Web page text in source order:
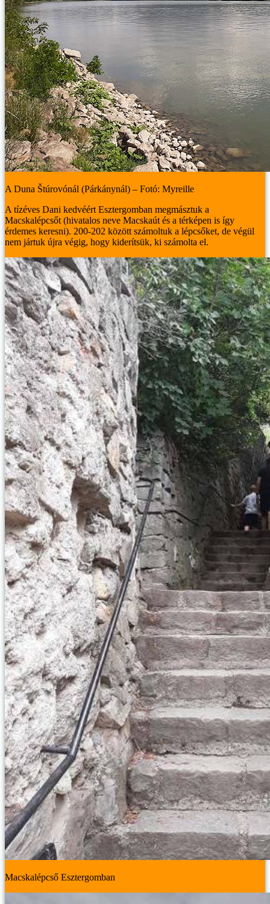
A Duna Štúrovónál (Párkánynál) – Fotó: Myreille
A tízéves Dani kedvéért Esztergomban megmásztuk a
Macskalépcsőt (hivatalos neve Macskaút és a térképen is így
érdemes keresni). 200-202 között számoltuk a lépcsőket, de végül
nem jártuk újra végig, hogy kiderítsük, ki számolta el.
Macskalépcső Esztergomban